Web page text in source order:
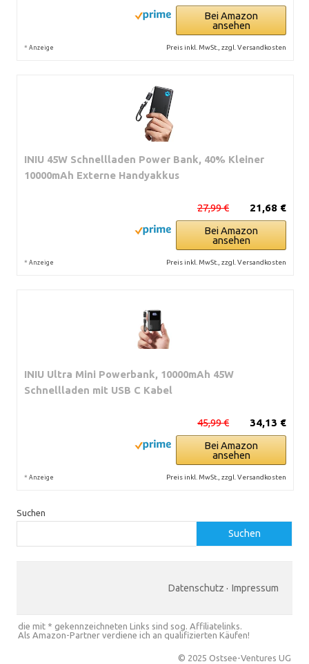
Bei Amazon
ansehen
* Anzeige Preis inkl. MwSt., zzgl. Versandkosten
INIU 45W Schnellladen Power Bank, 40% Kleiner
10000mAh Externe Handyakkus
21,68 €
27,99 €
Bei Amazon
ansehen
* Anzeige Preis inkl. MwSt., zzgl. Versandkosten
INIU Ultra Mini Powerbank, 10000mAh 45W
Schnellladen mit USB C Kabel
34,13 €
45,99 €
Bei Amazon
ansehen
* Anzeige Preis inkl. MwSt., zzgl. Versandkosten
Suchen
Suchen
Datenschutz · Impressum
die mit * gekennzeichneten Links sind sog. Affiliatelinks.
Als Amazon-Partner verdiene ich an qualifizierten Käufen!
© 2025 Ostsee-Ventures UG